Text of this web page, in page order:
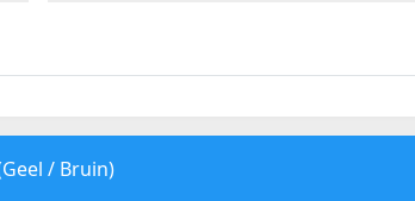
/ Bruin)